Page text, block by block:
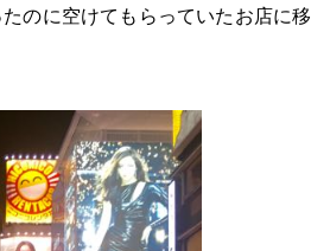
のに空けてもらっていたお店に移